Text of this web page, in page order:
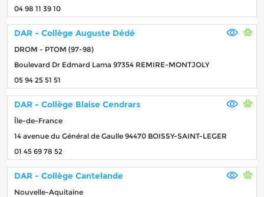
04 98 11 39 10
DAR - Collège Auguste Dédé
DROM - PTOM (97-98)
Boulevard Dr Edmard Lama 97354 REMIRE-MONTJOLY
05 94 25 51 51
DAR - Collège Blaise Cendrars
Île-de-France
14 avenue du Général de Gaulle 94470 BOISSY-SAINT-LEGER
01 45 69 78 52
DAR - Collège Cantelande
Nouvelle-Aquitaine